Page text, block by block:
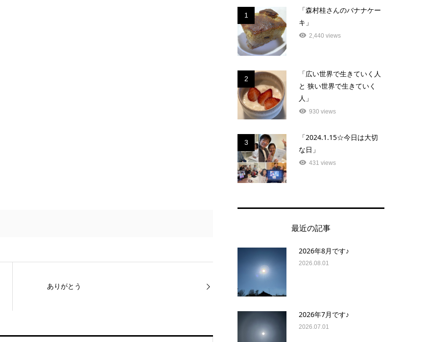
ありがとう
1
「森村桂さんのバナナケー
キ」
2,440 views
2
「広い世界で生きていく人
と 狭い世界で生きていく
人」
930 views
3
「2024.1.15☆今日は大切
な日」
431 views
最近の記事
2026年8月です♪
2026.08.01
2026年7月です♪
2026.07.01